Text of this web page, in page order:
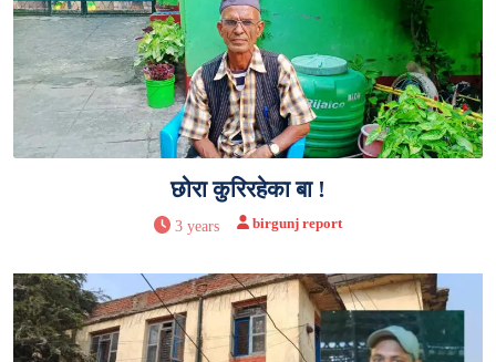
छोरा कुरिरहेका बा !
3 years birgunj report